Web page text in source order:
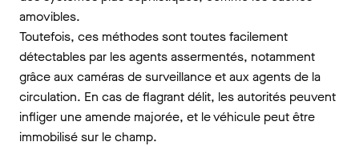
amovibles.
Toutefois, ces méthodes sont toutes facilement
détectables par les agents assermentés, notamment
grâce aux caméras de surveillance et aux agents de la
circulation. En cas de flagrant délit, les autorités peuvent
infliger une amende majorée, et le véhicule peut être
immobilisé sur le champ.